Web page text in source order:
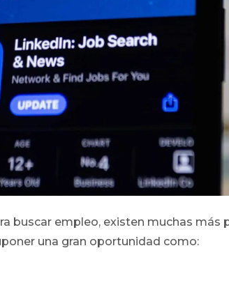
buscar empleo, existen muchas más
una gran oportunidad como: